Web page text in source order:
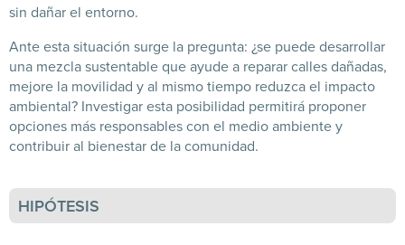
sin dañar el entorno.
Ante esta situación surge la pregunta: ¿se puede desarrollar
una mezcla sustentable que ayude a reparar calles dañadas,
mejore la movilidad y al mismo tiempo reduzca el impacto
ambiental? Investigar esta posibilidad permitirá proponer
opciones más responsables con el medio ambiente y
contribuir al bienestar de la comunidad.
HIPÓTESIS